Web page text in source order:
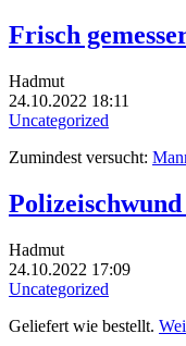
Frisch
Hadmut
24.10.2022 18:11
Uncategorized
Zumindest versucht:
Hadmut
24.10.2022 17:09
Uncategorized
Geliefert wie bestellt.